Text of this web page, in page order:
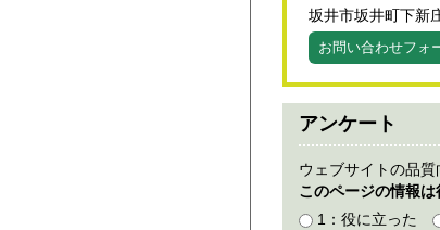
坂井市坂井町下新
お問い合わせフォ
アンケート
ウェブサイトの品
このページの情報
1：役に立った